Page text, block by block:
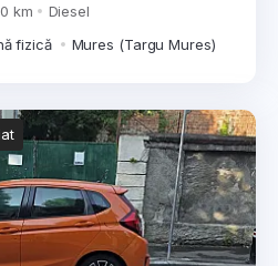
km
Diesel
fizică
Mures (Targu Mures)